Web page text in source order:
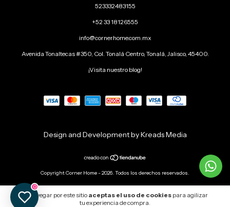
Al navegar por este sitio aceptas el uso de cookies para agilizar
tu experiencia de compra.
523332483155
+52 33 18126555
info@cornerhome.com.mx
Avenida Tonaltecas #350, Col. Tonalá Centro, Tonalá, Jalisco, 45400.
¡Visita nuestro blog!
Design and Development by Kreads Media
Copyright Corner Home - 2026. Todos los derechos reservados.
0